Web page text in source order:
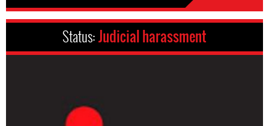
Status:Judicial harassment